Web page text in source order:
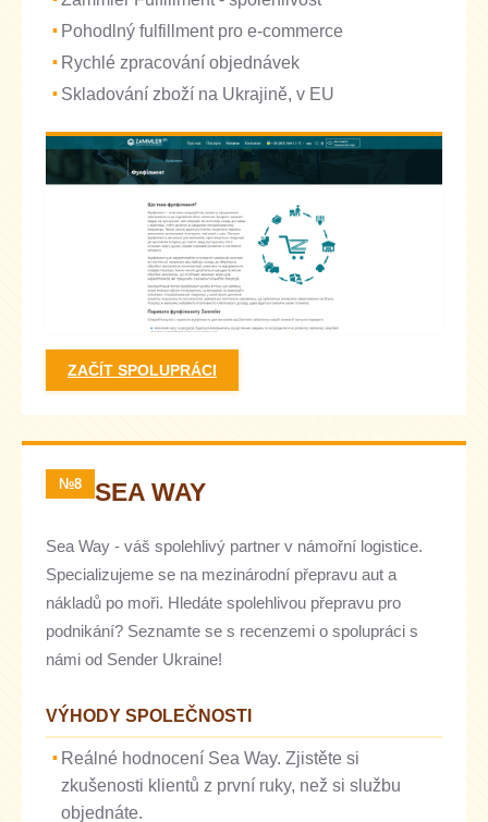
Pohodlný fulfillment pro e-commerce
Rychlé zpracování objednávek
Skladování zboží na Ukrajině, v EU
ZAČÍT SPOLUPRÁCI
№8 SEA WAY
Sea Way - váš spolehlivý partner v námořní logistice.
Specializujeme se na mezinárodní přepravu aut a
nákladů po moři. Hledáte spolehlivou přepravu pro
podnikání? Seznamte se s recenzemi o spolupráci s
námi od Sender Ukraine!
VÝHODY SPOLEČNOSTI
Reálné hodnocení Sea Way. Zjistěte si
zkušenosti klientů z první ruky, než si službu
objednáte.